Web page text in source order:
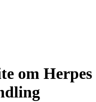
om Herpes